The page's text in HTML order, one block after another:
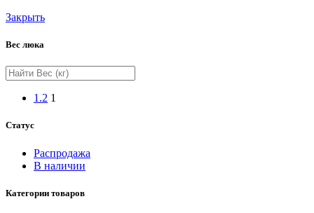
Закрыть
Вес люка
1.2 1
Статус
Распродажа
В наличии
Категории товаров